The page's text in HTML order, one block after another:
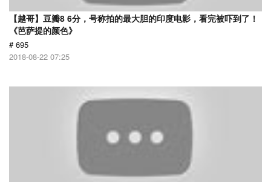
【越哥】豆瓣8 6分，号称拍的最大胆的印度电影，看完被吓到了！
《芭萨提的颜色》
# 695
2018-08-22 07:25